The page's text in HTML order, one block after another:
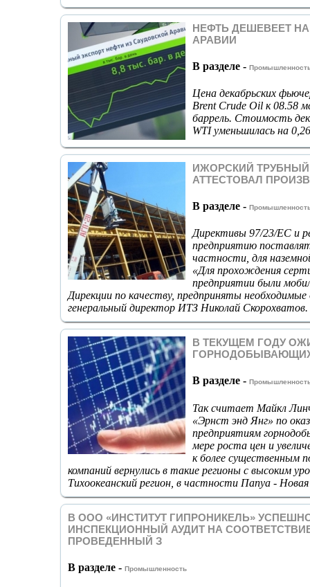
НЕФТЬ ДЕШЕВЕЕТ
АРАВИИ
В разделе -
Цена декабрьских
Brent Crude Oil к 08.58
баррель. Стоимость
WTI уменьшилась на
ИЖОРСКИЙ
АТТЕСТОВАЛ
В разделе -
Директивы 97/23/ЕС и
предприятию
частности, для
«Для прохождения
предприятии были
Дирекции по качеству, предприняты
генеральный директор ИТЗ Николай Скорохватов.
В ТЕКУЩЕМ ГОДУ
В разделе -
Так считает Майкл
«Эрнст энд Янг» по
предприятиям
мере роста цен и
к более существенным
компаний вернулись в такие регионы с высоким
Тихоокеанский регион, в частности Папуа -
В ООО «ИНСТИТУТ ГИПРОНИКЕЛЬ»
ИНСПЕКЦИОННЫЙ АУДИТ НА СООТВЕТСТВИЕ
ПРОВЕДЕННЫЙ З
В разделе - Промышленность